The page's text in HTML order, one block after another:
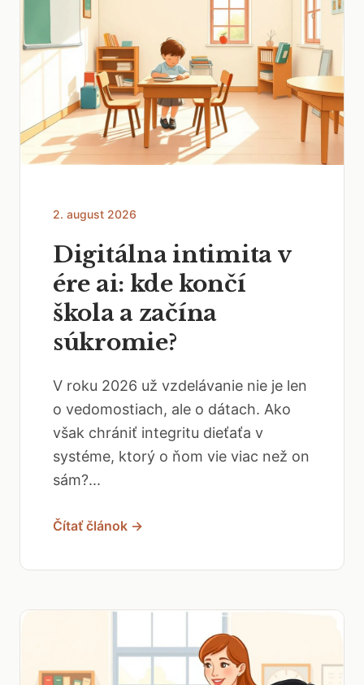
2. august 2026
Digitálna intimita v
ére ai: kde končí
škola a začína
súkromie?
V roku 2026 už vzdelávanie nie je len
o vedomostiach, ale o dátach. Ako
však chrániť integritu dieťaťa v
systéme, ktorý o ňom vie viac než on
sám?...
Čítať článok →